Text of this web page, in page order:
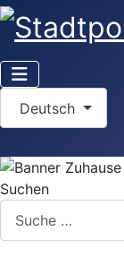
Deutsch
Suchen